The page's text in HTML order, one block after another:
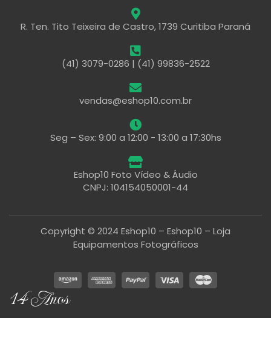
R. Ten. Tito Teixeira de Castro, 1739 Curitiba Paraná
(41) 3079-0286 | (41) 99836-2522
vendas@eshop10.com.br
Seg – Sex: 9:00 a 12:00 - 13:00 a 17:30hs
Eshop10 Foto Vídeo & Áudio
CNPJ: 104154050001-44
Copyright © 2024 Eshop10 – Eshop10 – Loja
Equipamentos Fotográficos
14 Anos